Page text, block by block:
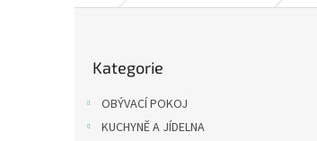
kategorie
Kategorie
OBÝVACÍ POKOJ
KUCHYNĚ A JÍDELNA